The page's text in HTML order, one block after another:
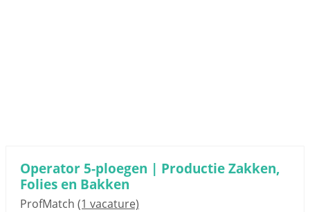
Operator 5-ploegen | Productie Zakken,
Folies en Bakken
ProfMatch (1 vacature)